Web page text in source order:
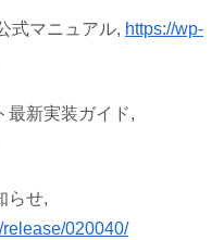
式マニュアル, https://wp-
最新実装ガイド,
らせ,
020040/